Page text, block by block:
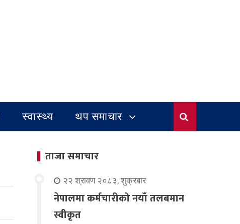
स्वास्थ्य थप समाचार
ताजा समाचार
२२ श्रावण २०८३, शुक्रबार
नेपालमा कर्मचारीको नयाँ तलबमान
स्वीकृत